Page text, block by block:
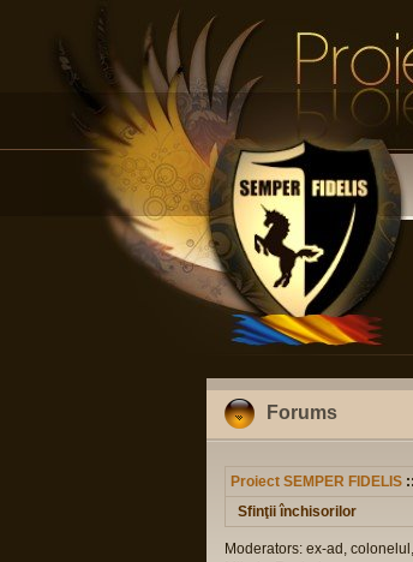
Forums
Proiect SEMPER FIDELIS ::
Sfinţii închisorilor
Moderators: ex-ad,